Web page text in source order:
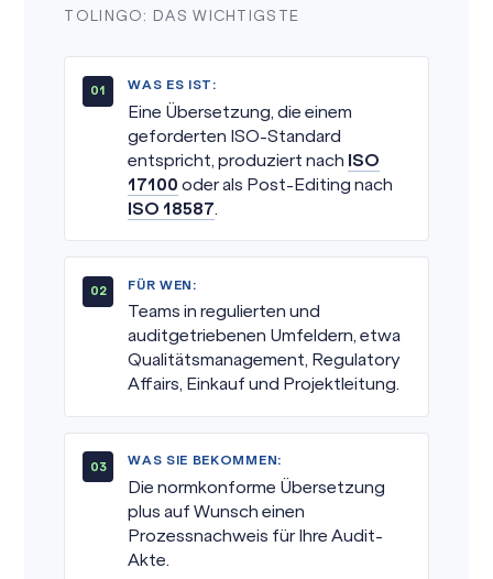
TOLINGO: DAS WICHTIGSTE
WAS ES IST:
Eine Übersetzung, die einem
geforderten ISO-Standard
entspricht, produziert nach ISO
17100 oder als Post-Editing nach
ISO 18587.
FÜR WEN:
Teams in regulierten und
auditgetriebenen Umfeldern, etwa
Qualitätsmanagement, Regulatory
Affairs, Einkauf und Projektleitung.
WAS SIE BEKOMMEN:
Die normkonforme Übersetzung
plus auf Wunsch einen
Prozessnachweis für Ihre Audit-
Akte.